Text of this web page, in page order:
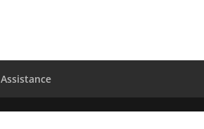
Assistance